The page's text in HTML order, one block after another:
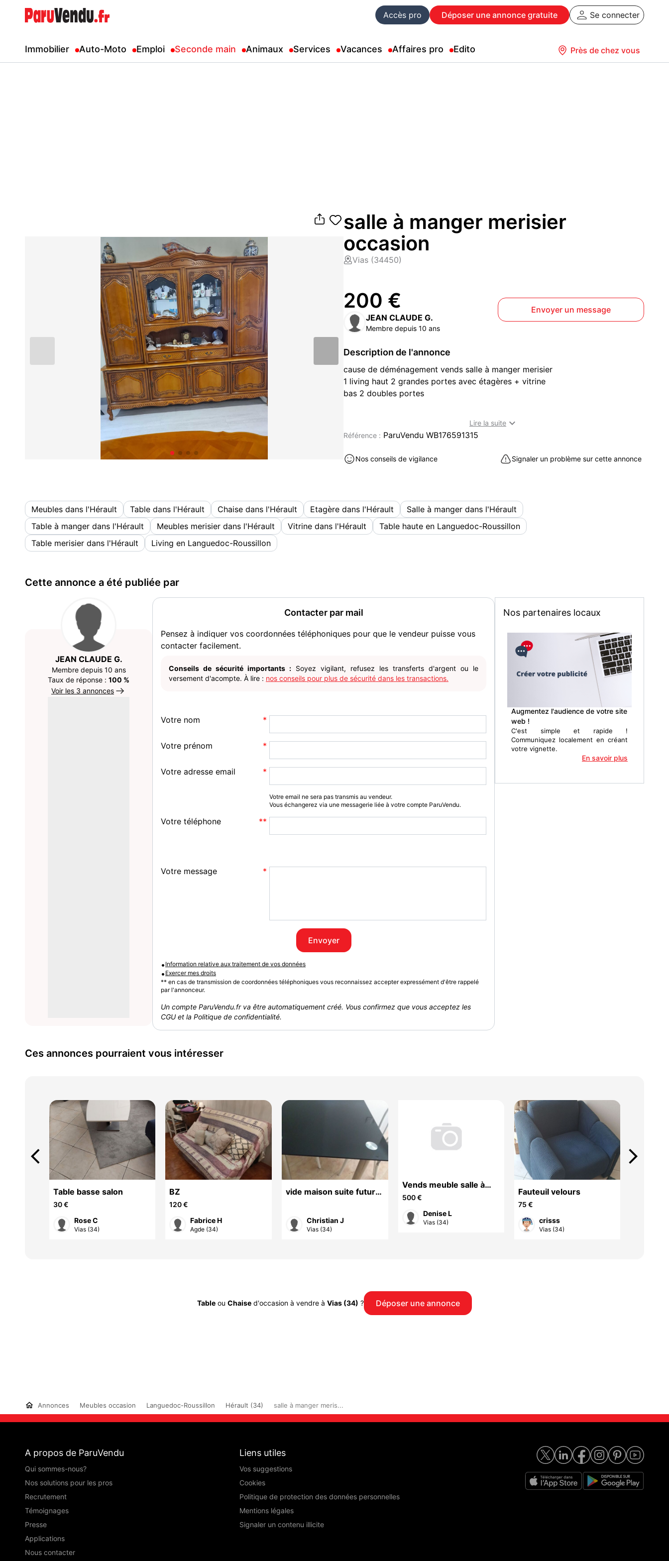
Accès pro Déposer une annonce gratuite Se connecter
Immobilier Auto-Moto Emploi Seconde main Animaux Services Vacances Affaires pro Edito Près de chez vous
salle à manger merisier
occasion
Vias (34450)
200 €
JEAN CLAUDE G.
Membre depuis 10 ans
Envoyer un message
Description de l'annonce
cause de déménagement vends salle à manger merisier
1 living haut 2 grandes portes avec étagères + vitrine
bas 2 doubles portes
A RETIRER SUR PLACE
Meubles occasion à vendre à Vias (34450)
Lire la suite 
Référence : ParuVendu WB176591315
Nos conseils de vigilance Signaler un problème sur cette annonce
Meubles dans l'Hérault Table dans l'Hérault Chaise dans l'Hérault Etagère dans l'Hérault
Salle à manger dans l'Hérault
Table à manger dans l'Hérault
Meubles merisier dans l'Hérault Vitrine dans l'Hérault
Table haute en Languedoc-Roussillon
Table merisier dans l'Hérault
Living en Languedoc-Roussillon
Cette annonce a été publiée par
JEAN CLAUDE G.
Membre depuis 10 ans
Taux de réponse : 100 %
Voir les 3 annonces
Contacter par mail
Pensez à indiquer vos coordonnées téléphoniques pour que le vendeur puisse vous
contacter facilement.
Conseils de sécurité importants : Soyez vigilant, refusez les transferts d'argent ou le
versement d'acompte. À lire : nos conseils pour plus de sécurité dans les transactions.
Votre nom
Votre prénom
Votre adresse email
Votre email ne sera pas transmis au vendeur.
Vous échangerez via une messagerie liée à votre compte ParuVendu.
Votre téléphone
Votre message
Envoyer
• Information relative aux traitement de vos données
• Exercer mes droits
** en cas de transmission de coordonnées téléphoniques vous reconnaissez accepter expressément d'être rappelé
par l'annonceur.
Un compte ParuVendu.fr va être automatiquement créé. Vous confirmez que vous acceptez les
CGU et la Politique de confidentialité.
Nos partenaires locaux
Augmentez l'audience de votre site
web !
C'est simple et rapide !
Communiquez localement en créant
votre vignette.
En savoir plus
Ces annonces pourraient vous intéresser
Table basse salon
30 €
Rose C
Vias (34)
BZ
120 €
Fabrice H
Agde (34)
vide maison suite futur
Christian J
Vias (34)
Vends meuble salle à
manger
500 €
Denise L
Vias (34)
Fauteuil velours
75 €
crisss
Vias (34)
arrow_back_ios arrow_forward_ios
Table ou Chaise d'occasion à vendre à Vias (34) ? Déposer une annonce
Annonces Meubles occasion Languedoc-Roussillon Hérault (34) salle à manger meris...
A propos de ParuVendu
Qui sommes-nous?
Nos solutions pour les pros
Recrutement
Témoignages
Presse
Applications
Nous contacter
Liens utiles
Vos suggestions
Cookies
Politique de protection des données personnelles
Mentions légales
Signaler un contenu illicite